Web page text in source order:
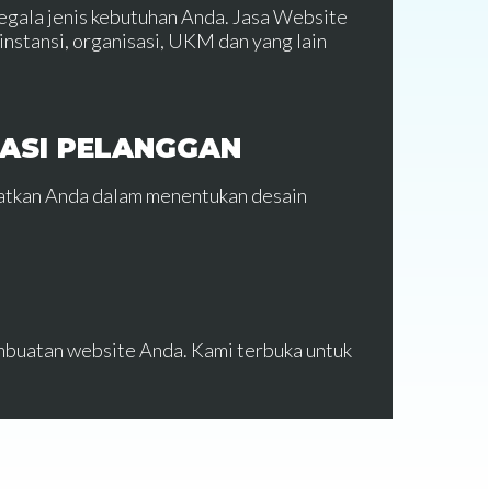
jenis kebutuhan Anda. Jasa Website
organisasi, UKM dan yang lain
PELANGGAN
Anda dalam menentukan desain
website Anda. Kami terbuka untuk